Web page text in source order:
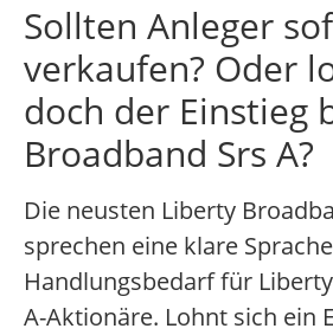
Sollten Anleger
verkaufen? Oder
doch der Einstieg
Broadband Srs A?
Die neusten Liberty
sprechen eine klare
Handlungsbedarf für
A-Aktionäre. Lohnt sich ein